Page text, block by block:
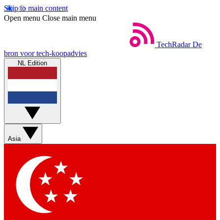
Skip to main content
Open menu Close main menu
TechRadar De
bron voor tech-koopadvies
NL Edition
Asia